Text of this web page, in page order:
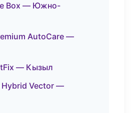
Box — Южно-
AutoCare —
— Кызыл
Vector —